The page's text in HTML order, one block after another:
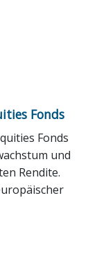
Fonds
Fonds
und
Rendite.